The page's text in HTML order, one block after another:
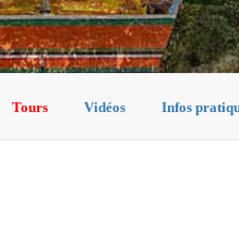
Tours Vidéos Infos